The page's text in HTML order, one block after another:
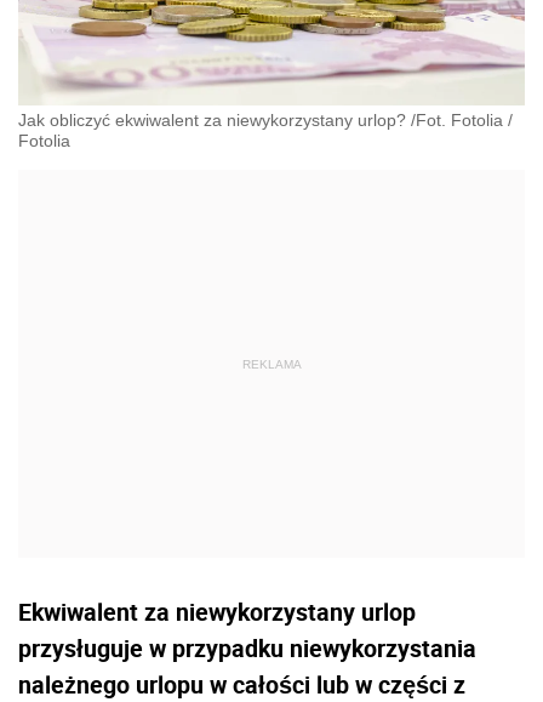
Jak obliczyć ekwiwalent za niewykorzystany urlop? /Fot. Fotolia /
Fotolia
Ekwiwalent za niewykorzystany urlop
przysługuje w przypadku niewykorzystania
należnego urlopu w całości lub w części z